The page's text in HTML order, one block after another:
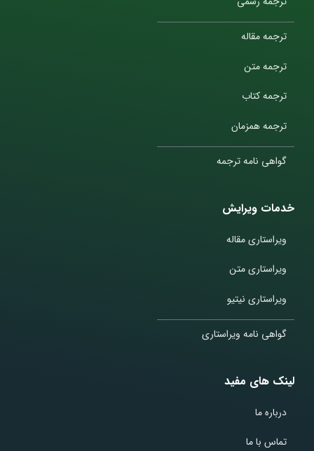
ترجمه مقاله
ترجمه متن
ترجمه کتاب
ترجمه همزمان
گواهی نامه ترجمه
خدمات ویرایش
ویراستاری مقاله
ویراستاری متن
ویراستاری نیتیو
گواهی نامه ویراستاری
لینک های مفید
درباره ما
تماس با ما